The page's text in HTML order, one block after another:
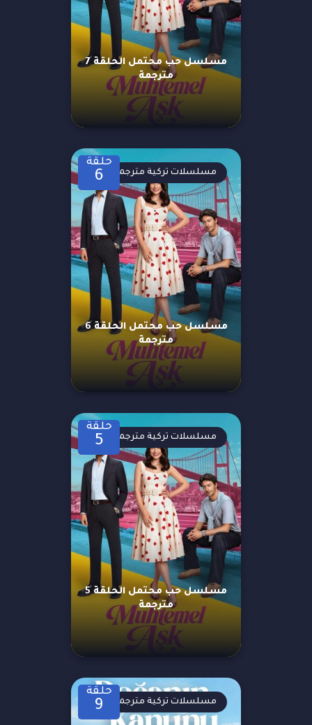
مسلسل حب محتمل الحلقة 7
مترجمة
حلقة
6
مسلسل حب محتمل الحلقة 6
مترجمة
مسلسلات تركية مترجمة
حلقة
5
مسلسل حب محتمل الحلقة 5
مترجمة
مسلسلات تركية مترجمة
حلقة
9 مسلسلات تركية مترجمة